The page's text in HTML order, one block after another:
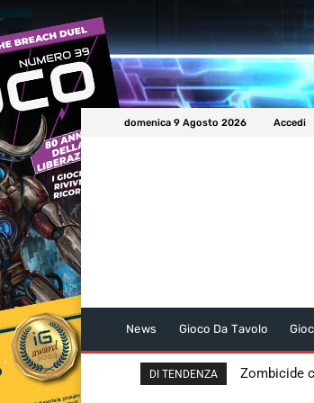
domenica 9 Agosto 2026 Accedi
News Gioco Da Tavolo
DI TENDENZA Zombicide